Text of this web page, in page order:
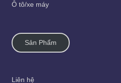
Ô tô/xe máy
Sản Phẩm
Liên hệ